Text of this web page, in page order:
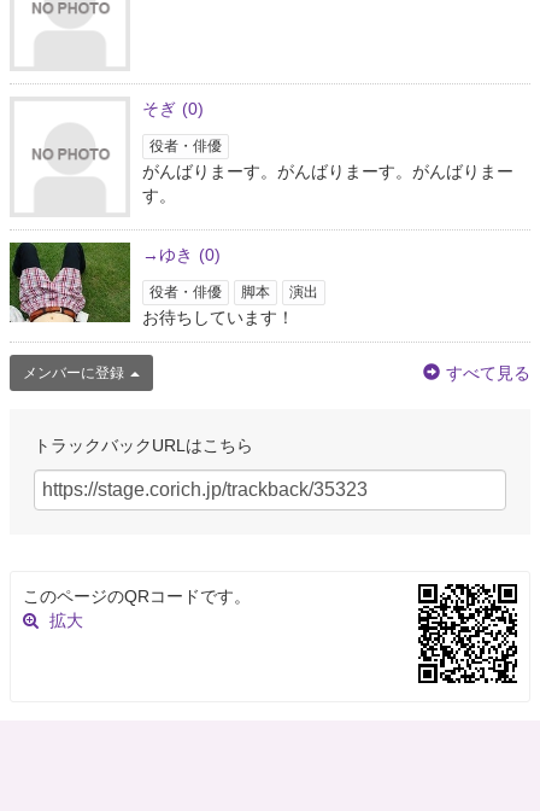
そぎ (0)
役者・俳優
がんばりまーす。がんばりまーす。がんばりまー
す。
→ゆき (0)
役者・俳優 脚本 演出
お待ちしています！
メンバーに登録 すべて見る
トラックバックURLはこちら
このページのQRコードです。
拡大